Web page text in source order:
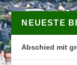
NEUESTE
Abschied mit